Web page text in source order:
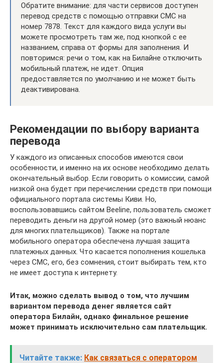
Обратите внимание: для части сервисов доступен
перевод средств с помощью отправки СМС на
номер 7878. Текст для каждого вида услуги вы
можете просмотреть там же, под кнопкой с ее
названием, справа от формы для заполнения. И
повторимся: речи о том, как на Билайне отключить
мобильный платеж, не идет. Опция
предоставляется по умолчанию и не может быть
деактивирована.
Рекомендации по выбору варианта
перевода
У каждого из описанных способов имеются свои
особенности, и именно на их основе необходимо делать
окончательный выбор. Если говорить о комиссии, самой
низкой она будет при перечислении средств при помощи
официального портала системы Киви. Но,
воспользовавшись сайтом Beeline, пользователь сможет
переводить деньги на другой номер (это важный нюанс
для многих плательщиков). Также на портале
мобильного оператора обеспечена лучшая защита
платежных данных. Что касается пополнения кошелька
через СМС, его, без сомнения, стоит выбирать тем, кто
не имеет доступа к интернету.
Итак, можно сделать вывод о том, что лучшим
вариантом перевода денег является сайт
оператора Билайн, однако финальное решение
может принимать исключительно сам плательщик.
Читайте также: Как связаться с оператором